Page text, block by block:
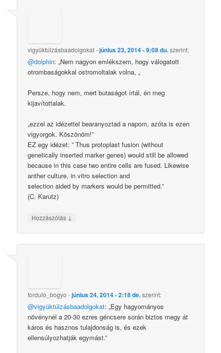
vigyüktúlzásbaadolgokat-június 23, 2014 - 9:08 du.szerint:
@dolphin: „Nem nagyon emlékszem, hogy válogatott
otrombaságokkal ostromoltalak volna, „
Persze, hogy nem, mert butaságot írtál, én meg
kijavítottalak.
„ezzel az idézettel bearanyoztad a napom, azóta is ezen
vigyorgok. Köszönöm!”
EZ egy idézet: ” Thus protoplast fusion (without
genetically inserted marker genes) would still be allowed
because in this case two entire cells are fused. Likewise
anther culture, in vitro selection and
selection aided by markers would be permitted.”
(C. Karutz)
Hozzászólás ↓
fordulo_bogyo -június 24, 2014 - 2:18 de.szerint:
@vigyüktúlzásbaadolgokat: „Egy hagyományos
növénynél a 20-30 ezres géncsere során biztos megy át
káros és hasznos tulajdonság is, és ezek
ellensúlyozhatják egymást.”